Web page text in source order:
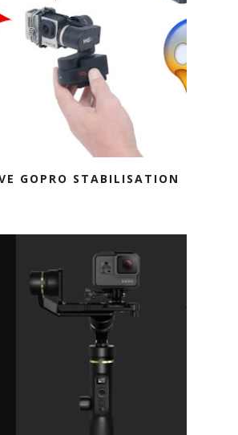
GOPRO STABILISATION